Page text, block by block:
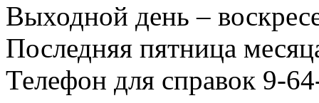
Выходной день –
Последняя пятница
Телефон для справок 9-